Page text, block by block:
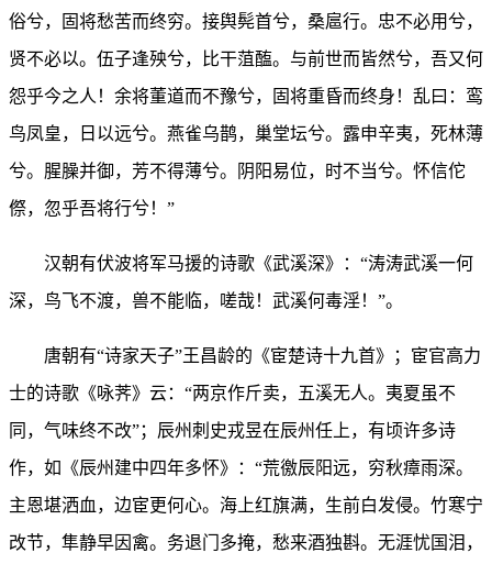
俗兮，固将愁苦而终穷。接舆髡首兮，桑扈行。忠不必用兮，
贤不必以。伍子逢殃兮，比干菹醢。与前世而皆然兮，吾又何
怨乎今之人！余将董道而不豫兮，固将重昏而终身！乱曰：鸾
鸟凤皇，日以远兮。燕雀乌鹊，巢堂坛兮。露申辛夷，死林薄
兮。腥臊并御，芳不得薄兮。阴阳易位，时不当兮。怀信佗
傺，忽乎吾将行兮！”
汉朝有伏波将军马援的诗歌《武溪深》：“涛涛武溪一何
深，鸟飞不渡，兽不能临，嗟哉！武溪何毒淫！”。
唐朝有“诗家天子”王昌龄的《宦楚诗十九首》；宦官高力
士的诗歌《咏荠》云：“两京作斤卖，五溪无人。夷夏虽不
同，气味终不改”；辰州刺史戎昱在辰州任上，有顷许多诗
作，如《辰州建中四年多怀》：“荒徼辰阳远，穷秋瘴雨深。
主恩堪洒血，边宦更何心。海上红旗满，生前白发侵。竹寒宁
改节，隼静早因禽。务退门多掩，愁来酒独斟。无涯忧国泪，